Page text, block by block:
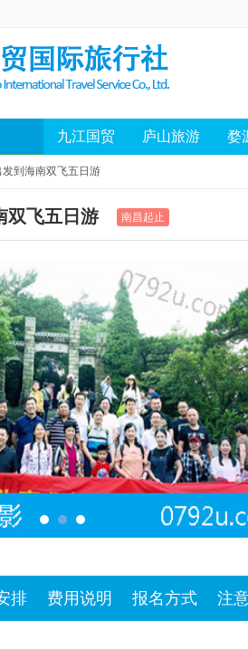
九江国贸 庐山旅游 婺
发到海南双飞五日游
双飞五日游 南昌起止
排 费用说明 报名方式 注